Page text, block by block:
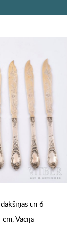
un 6
Vācija